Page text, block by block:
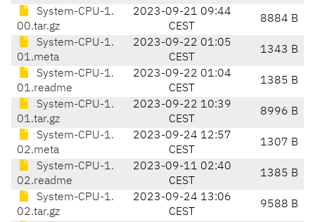
System-CPU-1.
00.tar.gz
2023-09-21 09:44
CEST
8884 B
System-CPU-1.
01.meta
2023-09-22 01:05
CEST
1343 B
System-CPU-1.
01.readme
2023-09-22 01:04
CEST
1385 B
System-CPU-1.
01.tar.gz
2023-09-22 10:39
CEST
8996 B
System-CPU-1.
02.meta
2023-09-24 12:57
CEST
1307 B
System-CPU-1.
02.readme
2023-09-11 02:40
CEST
1385 B
System-CPU-1.
02.tar.gz
2023-09-24 13:06
CEST
9588 B